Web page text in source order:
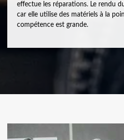
effectue les réparations. Le rendu
car elle utilise des matériels à la
compétence est grande.